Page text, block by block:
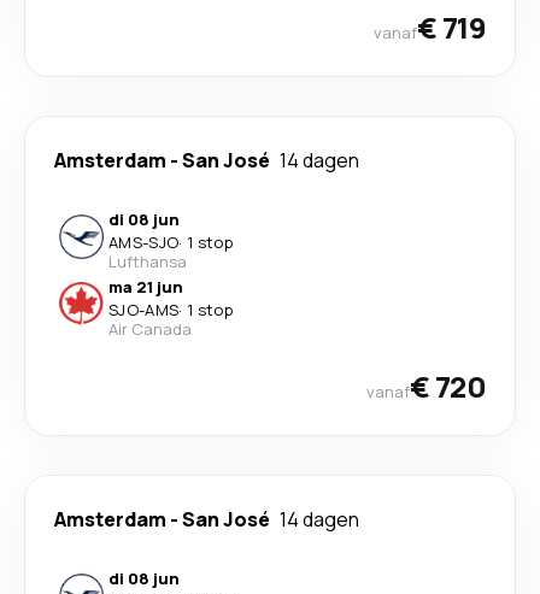
vanaf€ 719
Amsterdam -San José 14 dagen
di 08 jun
AMS-SJO· 1 stop
Lufthansa
ma 21 jun
SJO-AMS· 1 stop
Air Canada
vanaf€ 720
Amsterdam -San José 14 dagen
di 08 jun